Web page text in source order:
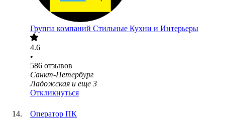
Группа компаний Стильные Кухни и Интерьеры
4.6
•
586 отзывов
Санкт-Петербург
Ладожская и еще 3
Откликнуться
Оператор ПК